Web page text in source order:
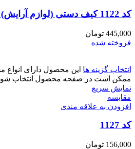
کد 1122 کیف دستی (لوازم آرایش) طرح برند
445,000 تومان
فروخته شده
انتخاب گزینه ها این محصول دارای انواع
ممکن است در صفحه محصول انتخاب
نمایش سریع
مقايسه
افزودن به علاقه مندی
کد 1127
156,000 تومان